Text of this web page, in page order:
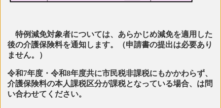
特例減免対象者については、あらかじめ減免を適用した
後の介護保険料を通知します。（申請書の提出は必要あり
ません。）
令和7年度・令和8年度共に市民税非課税にもかかわらず、
介護保険料の本人課税区分が課税となっている場合、は問
い合わせてください。